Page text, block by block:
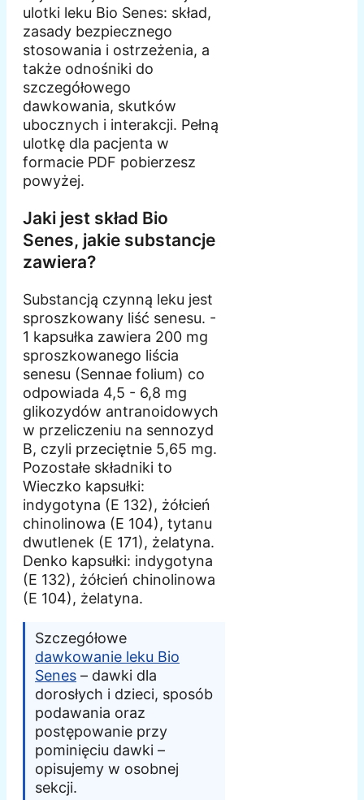
ulotki leku Bio Senes: skład,
zasady bezpiecznego
stosowania i ostrzeżenia, a
także odnośniki do
szczegółowego
dawkowania, skutków
ubocznych i interakcji. Pełną
ulotkę dla pacjenta w
formacie PDF pobierzesz
powyżej.
Jaki jest skład Bio
Senes, jakie substancje
zawiera?
Substancją czynną leku jest
sproszkowany liść senesu. -
1 kapsułka zawiera 200 mg
sproszkowanego liścia
senesu (Sennae folium) co
odpowiada 4,5 - 6,8 mg
glikozydów antranoidowych
w przeliczeniu na sennozyd
B, czyli przeciętnie 5,65 mg.
Pozostałe składniki to
Wieczko kapsułki:
indygotyna (E 132), żółcień
chinolinowa (E 104), tytanu
dwutlenek (E 171), żelatyna.
Denko kapsułki: indygotyna
(E 132), żółcień chinolinowa
(E 104), żelatyna.
Szczegółowe
dawkowanie leku Bio
Senes – dawki dla
dorosłych i dzieci, sposób
podawania oraz
postępowanie przy
pominięciu dawki –
opisujemy w osobnej
sekcji.